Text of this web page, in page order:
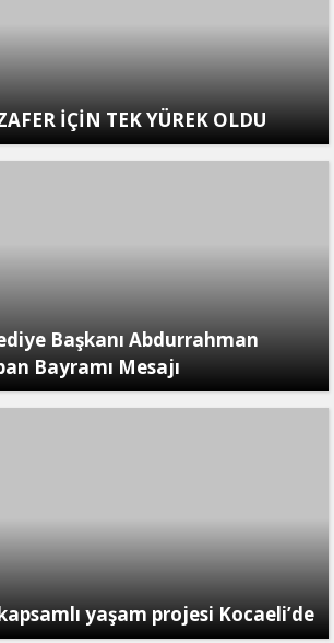
İÇİN TEK YÜREK OLDU
Başkanı Abdurrahman
Bayramı Mesajı
yaşam projesi Kocaeli’de